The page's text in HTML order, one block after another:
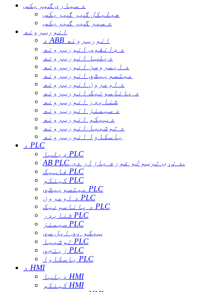
د سیارې ګیربکس
هیلیکل ګیر ګیربکس
د سپر ګیر ګیربکس
انورټرونه
د ABB انورټرونه
د ډانفوس انورټرونه
دیلټا انورټرونه
د ایمروسن انورټرونه
میتسوبیشي انورټرونه
د اومرون انورټرونه
د پاناسونیک انورټرونه
شنایډر انورټرونه
د سیمنز انورټرونه
د ټیکو انورټرونه
د توشیبا انورټرونه
یاسکاوا انورټرونه
د PLC
ډیلټا PLC
AB PLC د نړۍ ترټولو غوره بازار دی.
فاټیک PLC
کینکو PLC
میتسوبیشي PLC
د اومرون PLC
د پاناسونیک PLC
شنایډر PLC
سیمنز PLC
ټیکو پي ایل سي
توشیبا PLC
زینجي PLC
یاسکاوا PLC
د HMI
ډیلټا HMI
کینکو HMI